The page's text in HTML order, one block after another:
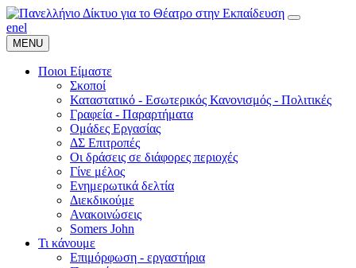
enel
MENU
Ποιοι Είμαστε
Σκοποί
Καταστατικό - Εσωτερικός Κανονισμός - Πολιτικές
Γραφεία - Παραρτήματα
Ομάδες Εργασίας
ΔΣ Επιτροπές
Οι δράσεις σε διάφορες περιοχές
Γίνε μέλος
Ενημερωτικά δελτία
Διεκδικούμε
Ανακοινώσεις
Somers John
Τι κάνουμε
Επιμόρφωση - εργαστήρια